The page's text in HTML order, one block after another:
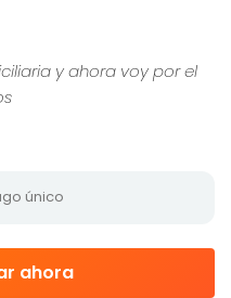
y ahora voy por el
único
ahora